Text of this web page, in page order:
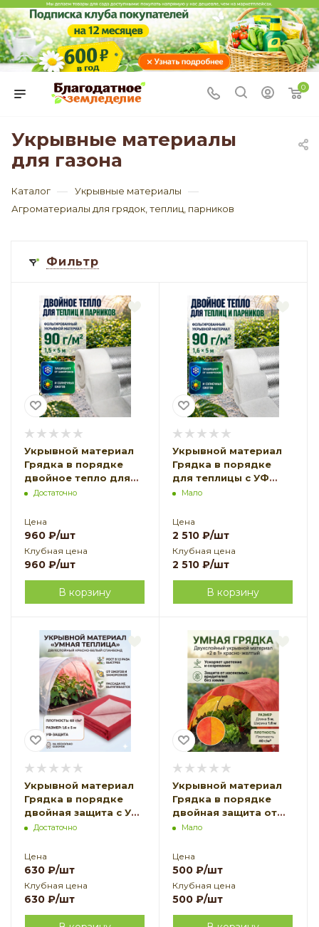
0
Укрывные материалы
для газона
Каталог — Укрывные материалы —
Агроматериалы для грядок, теплиц, парников
Фильтр
Укрывной материал
Грядка в порядке
двойное тепло для
теплицы с УФ
белый
фольгированный 90 г/
м2, 1,5 х 5 м
Благодатное
Земледелие VIP
Достаточно
Цена
960 ₽/шт
Клубная цена
960 ₽/шт
В корзину
Укрывной материал
Грядка в порядке
для теплицы с УФ
стабилизатором
фольгированный
двойное тепло 90 г/
м2, 1,6 х 5 м
Благодатное
Земледелие
Мало
Цена
2 510 ₽/шт
Клубная цена
2 510 ₽/шт
В корзину
Укрывной материал
Грядка в порядке
двойная защита с УФ
стабилизатором
м2, 1,6 х 5 м
Благодатное
Земледелие
Достаточно
Цена
630 ₽/шт
Клубная цена
630 ₽/шт
Укрывной материал
Грядка в порядке
двойная защита от
вредителей с УФ
красно-желтый 40 г/
м2, 1,6 х 5 м
Благодатное
Земледелие
Мало
Цена
500 ₽/шт
Клубная цена
500 ₽/шт